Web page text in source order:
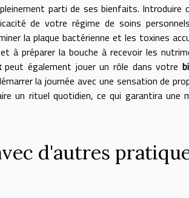
parti de ses bienfaits. Introduire
de votre régime de soins
la plaque bactérienne et les toxines
à préparer la bouche à recevoir les
peut également jouer un rôle dans votre
la journée avec une sensation de
un rituel quotidien, ce qui garantira une
d'autres